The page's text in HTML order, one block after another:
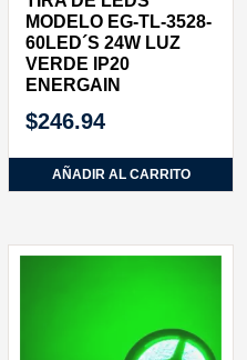
MODELO EG-TL-3528-
60LED´S 24W LUZ
VERDE IP20
ENERGAIN
$246.94
AÑADIR AL CARRITO